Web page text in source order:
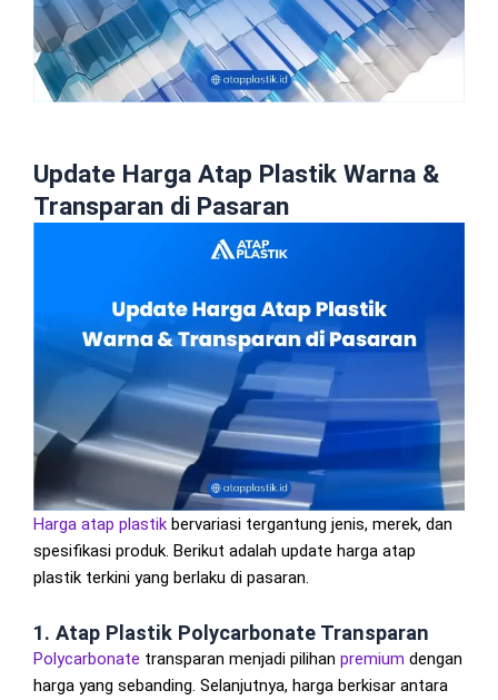
Update Harga Atap Plastik Warna &
Transparan di Pasaran
Harga atap plastik bervariasi tergantung jenis, merek, dan
spesifikasi produk. Berikut adalah update harga atap
plastik terkini yang berlaku di pasaran.
1. Atap Plastik Polycarbonate Transparan
Polycarbonate transparan menjadi pilihan premium dengan
harga yang sebanding. Selanjutnya, harga berkisar antara